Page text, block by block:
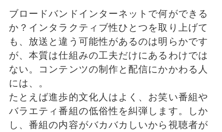
ブロードバンドインターネットで何ができる
か？インタラクティブ性ひとつを取り上げて
も、放送と違う可能性があるのは明らかです
が、本質は仕組みの工夫だけにあるわけでは
ない。コンテンツの制作と配信にかかわる人
には、。
たとえば進歩的文化人はよく、お笑い番組や
バラエティ番組の低俗性を糾弾します。しか
し、番組の内容がバカバカしいから視聴者が